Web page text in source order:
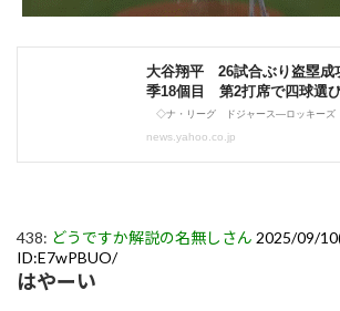
438: どうですか解説の名無しさん 2025/09/
ID:E7wPBUO/
はやーい